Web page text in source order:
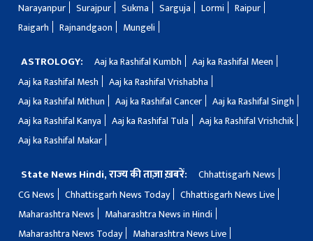
Narayanpur
Surajpur Sukma Sarguja Lormi
Raipur
Raigarh
Rajnandgaon Mungeli
ASTROLOGY: Aaj ka Rashifal Kumbh
Aaj ka Rashifal Meen
Aaj ka Rashifal Mesh
Aaj ka Rashifal Vrishabha
Aaj ka Rashifal Mithun
Aaj ka Rashifal Cancer
Aaj ka Rashifal Singh
Aaj ka Rashifal Kanya
Aaj ka Rashifal Tula
Aaj ka Rashifal Vrishchik
Aaj ka Rashifal Makar
State News Hindi, राज्य की ताज़ा ख़बरें:
Chhattisgarh News
CG News
Chhattisgarh News Today
Chhattisgarh News Live
Maharashtra News
Maharashtra News in Hindi
Maharashtra News Today
Maharashtra News Live